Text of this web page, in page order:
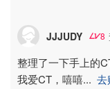
JJJUDY 8
整理了一下手上的
我爱CT，嘻嘻... 去